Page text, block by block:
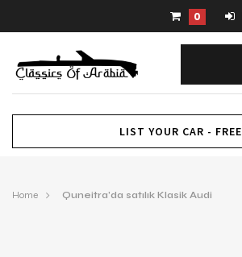
0
LIST YOUR CAR - FREE
Home Quneitra’da satılık Klasik Audi